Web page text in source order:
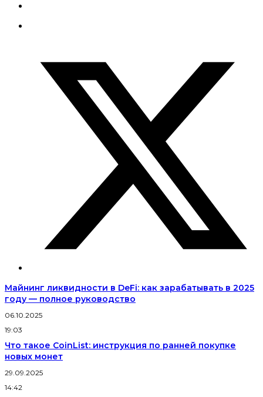
Майнинг ликвидности в DeFi: как зарабатывать в 2025
году — полное руководство
06.10.2025
19:03
Что такое CoinList: инструкция по ранней покупке
новых монет
29.09.2025
14:42